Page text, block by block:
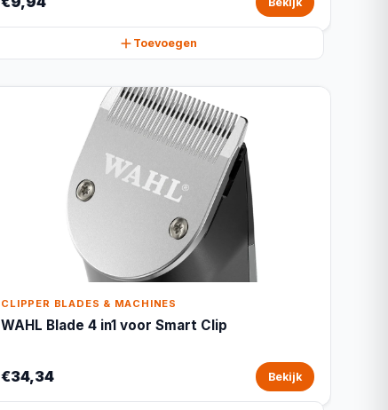
Toevoegen
CLIPPER BLADES & MACHINES
WAHL Blade 4 in1 voor Smart Clip
€34,34 Bekijk